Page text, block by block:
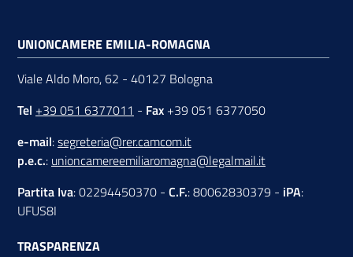
UNIONCAMERE EMILIA-ROMAGNA
Viale Aldo Moro, 62 - 40127 Bologna
Tel +39 051 6377011 - Fax +39 051 6377050
e-mail:segreteria@rer.camcom.it
p.e.c.: unioncamereemiliaromagna@legalmail.it
Partita Iva: 02294450370 - C.F.: 80062830379 - iPA:
UFUS8I
TRASPARENZA